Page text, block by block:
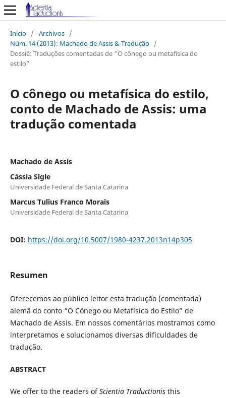
Inicio / Archivos /
Núm. 14 (2013): Machado de Assis & Tradução /
Dossiê: Traduções comentadas de “O cônego ou metafísica do
estilo”
O cônego ou metafísica do estilo,
conto de Machado de Assis: uma
tradução comentada
Machado de Assis
Cássia Sigle
Universidade Federal de Santa Catarina
Marcus Tulius Franco Morais
Universidade Federal de Santa Catarina
DOI: https://doi.org/10.5007/1980-4237.2013n14p305
Resumen
Oferecemos ao público leitor esta tradução (comentada)
alemã do conto “O Cônego ou Metafísica do Estilo” de
Machado de Assis. Em nossos comentários mostramos como
interpretamos e solucionamos diversas dificuldades de
tradução.
ABSTRACT
We offer to the readers ofScientia Traductionisthis